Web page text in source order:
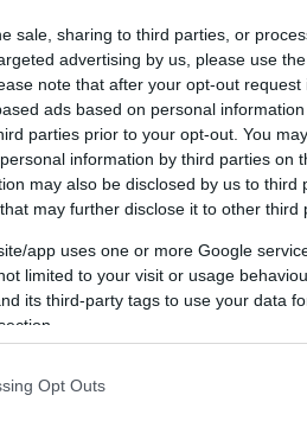
sale, sharing to third parties, or
advertising by us, please use
note that after your opt-out
ads based on personal
parties prior to your opt-out. You
information by third parties on
may also be disclosed by us to third
that may further disclose it to other third
app uses one or more Google
limited to your visit or usage
its third-party tags to use your data
Opt Outs